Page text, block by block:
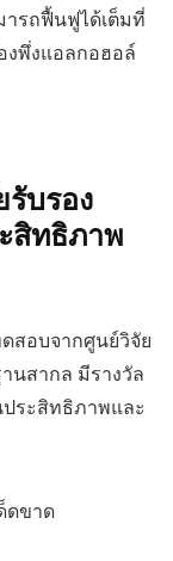
ารถฟื้นฟูได้เต็มที่
งพึ่งแอลกอฮอล์
รับรอง
สิทธิภาพ
สอบจากศูนย์วิจัย
นสากล มีรางวัล
ประสิทธิภาพและ
ดขาด